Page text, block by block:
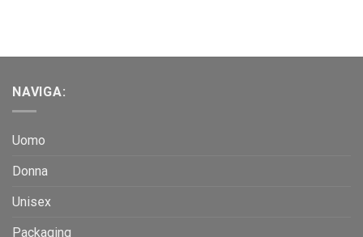
NAVIGA:
Uomo
Donna
Unisex
Packaging